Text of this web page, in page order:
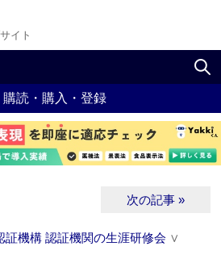
イト
購読・購入・登録
次の記事 »
証機構 認証機関の生涯研修会 ∨